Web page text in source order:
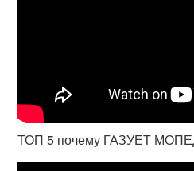
ТОП 5 почему ГАЗУЕТ